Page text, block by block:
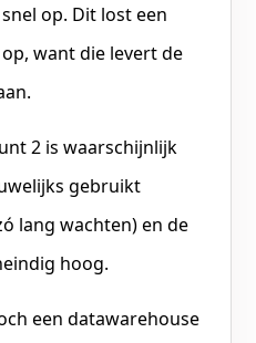
op. Dit lost een
want die levert de
2 is waarschijnlijk
gebruikt
lang wachten) en de
hoog.
een datawarehouse